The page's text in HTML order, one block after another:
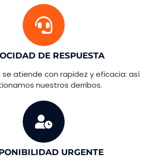
DE RESPUESTA
atiende con rapidez y eficacia: así
nuestros derribos.
URGENTE